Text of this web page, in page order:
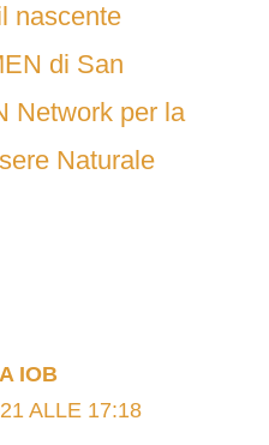
nascente
di San
Network per la
Naturale
IOB
ALLE 17:18